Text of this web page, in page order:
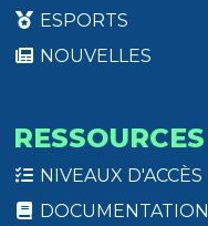
ESPORTS
NOUVELLES
RESSOURCES
NIVEAUX D'ACCÈS
DOCUMENTATION